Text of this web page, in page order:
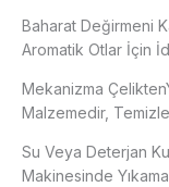
Baharat Değirmeni
Aromatik Otlar İçin
Mekanizma
Malzemedir,
Su Veya Deterjan
Makinesinde